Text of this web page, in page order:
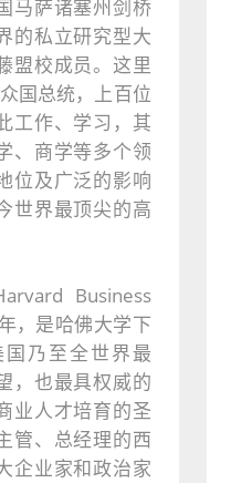
马萨诸塞州剑桥
的私立研究型大
盟校成员。这里
国总统，上百位
工作、学习，其
、商学等多个领
位及广泛的影响
世界最顶尖的高
Business
，是哈佛大学下
乃至全世界最
，也最具权威的
业人才培育的圣
管、总经理的西
企业家和政治家